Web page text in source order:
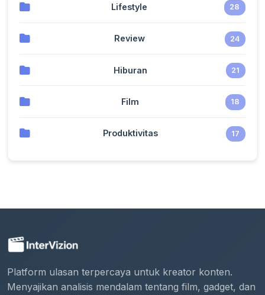
Lifestyle 28
Review 24
Hiburan 21
Film 18
Produktivitas 17
Platform ulasan terpercaya untuk kreator konten.
Menyajikan analisis mendalam tentang film, gadget, dan